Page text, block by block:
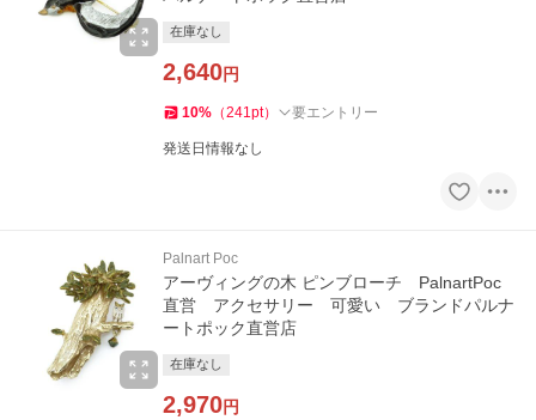
在庫なし
2,640円
10% （241pt） 要エントリー
発送日情報なし
Palnart Poc
アーヴィングの木 ピンブローチ PalnartPoc
直営 アクセサリー 可愛い ブランドパルナ
ートポック直営店
在庫なし
2,970円